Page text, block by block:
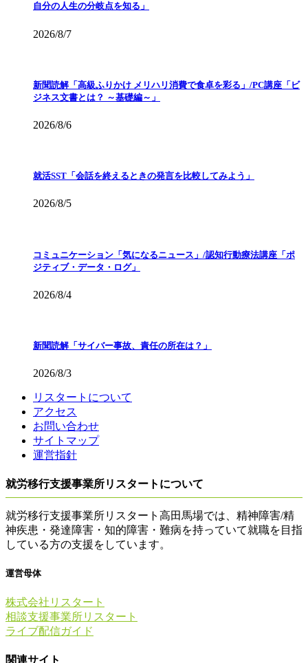
自分の人生の分岐点を知る」
2026/8/7
新聞読解「高級ふりかけ メリハリ消費で食卓を彩る」/PC講座「ビ
ジネス文書とは？ ～基礎編～」
2026/8/6
就活SST「会話を終えるときの発言を比較してみよう」
2026/8/5
コミュニケーション「気になるニュース」/認知行動療法講座「ポ
ジティブ・データ・ログ」
2026/8/4
新聞読解「サイバー事故、責任の所在は？」
2026/8/3
リスタートについて
アクセス
お問い合わせ
サイトマップ
運営指針
就労移行支援事業所リスタートについて
就労移行支援事業所リスタート高田馬場では、精神障害/精
神疾患・発達障害・知的障害・難病を持っていて就職を目指
している方の支援をしています。
運営母体
株式会社リスタート
相談支援事業所リスタート
ライブ配信ガイド
関連サイト